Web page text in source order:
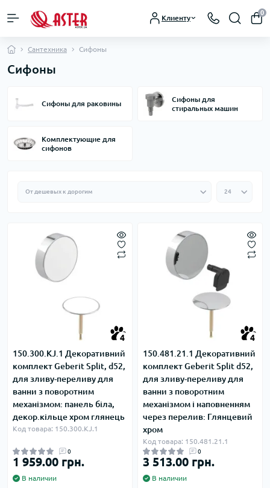
Клиенту
0
Сантехника Сифоны
Сифоны
Сифоны для раковины
Сифоны для
стиральных машин
Комплектующие для
сифонов
4
150.300.KJ.1 Декоративний
комплект Geberit Split, d52,
для зливу-переливу для
ванни з поворотним
механізмом: панель біла,
декор.кільце хром глянець
Код товара: 150.300.KJ.1
0
1 959.00 грн.
В наличии
4
150.481.21.1 Декоративний
комплект Geberit Split d52,
для зливу-переливу для
ванни з поворотним
механізмом і наповненням
через перелив: Глянцевий
хром
Код товара: 150.481.21.1
0
3 513.00 грн.
В наличии